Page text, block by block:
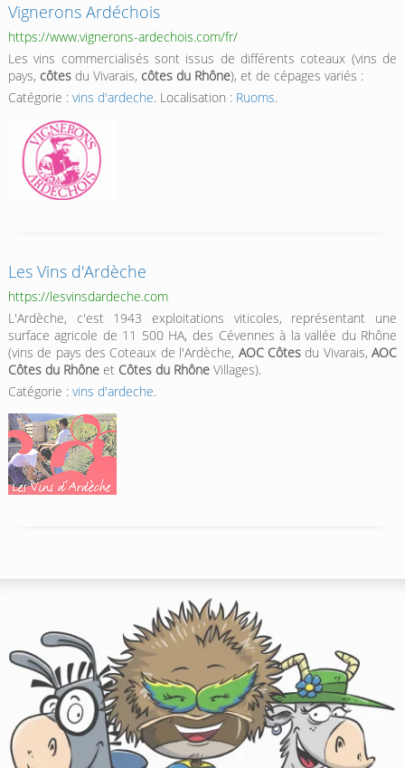
Vignerons Ardéchois
https://www.vignerons-ardechois.com/fr/
Les vins commercialisés sont issus de différents coteaux (vins de
pays, côtesdu Vivarais, côtes du Rhône), et de cépages variés :
Catégorie : vins d'ardeche. Localisation : Ruoms.
Les Vins d'Ardèche
https://lesvinsdardeche.com
L'Ardèche, c'est 1943 exploitations viticoles, représentant une
surface agricole de 11 500 HA, des Cévennes à la vallée du Rhône
(vins de pays des Coteaux de l'Ardèche, AOC Côtesdu Vivarais,AOC
Côtes du Rhôneet Côtes du RhôneVillages).
Catégorie : vins d'ardeche.